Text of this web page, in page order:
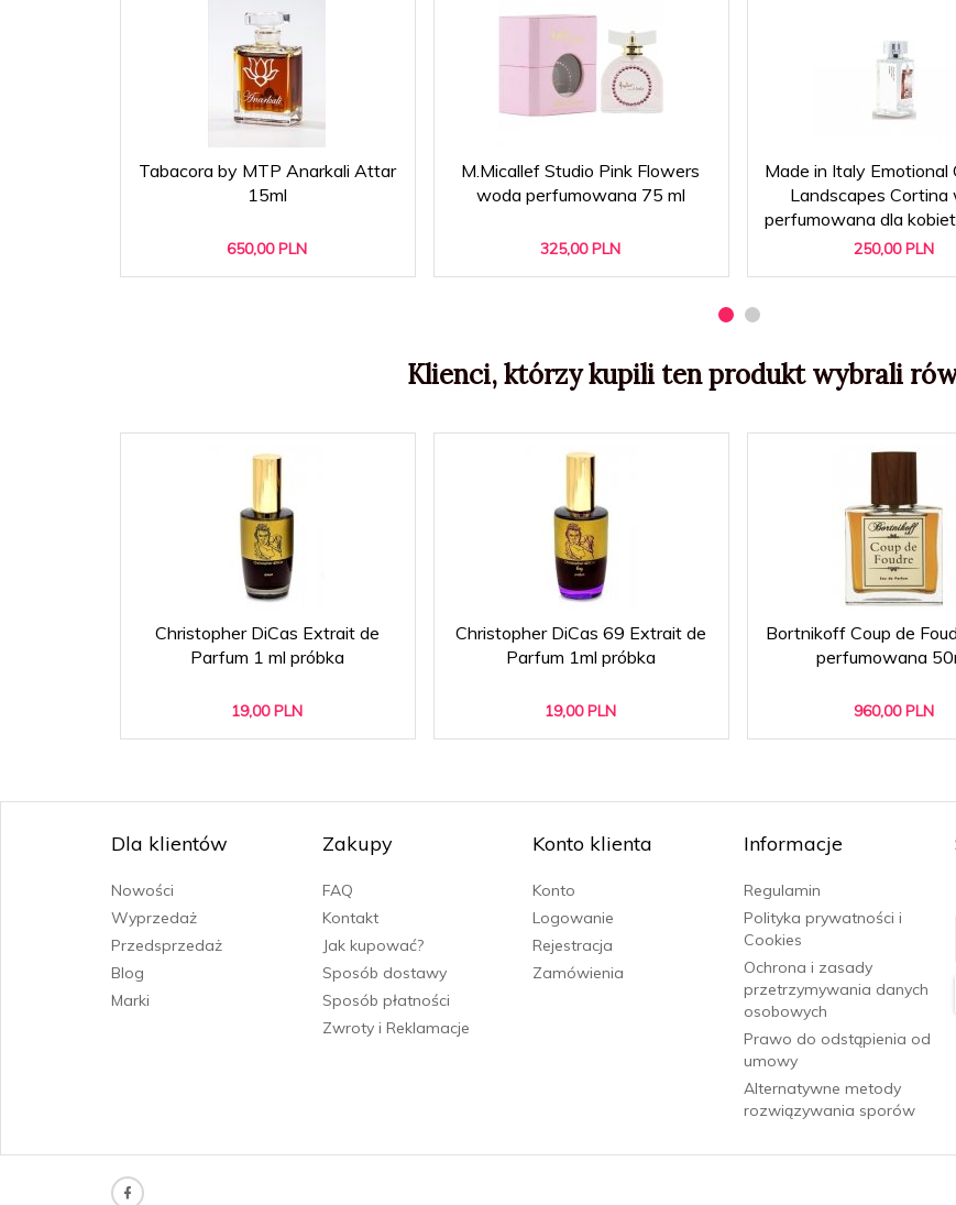
Tabacora by MTP Anarkali Attar
15ml
650,00 PLN
M.Micallef Studio Pink Flowers
woda perfumowana 75 ml
325,00 PLN
Made in Italy Emotional
Landscapes Cortina
perfumowana dla
250,00 PLN
Klienci, którzy kupili ten produkt wybrali
Christopher DiCas Extrait de
Parfum 1 ml próbka
19,00 PLN
Christopher DiCas 69 Extrait de
Parfum 1ml próbka
19,00 PLN
Bortnikoff Coup de
perfumowana
960,00 PLN
Dla klientów
Nowości
Wyprzedaż
Przedsprzedaż
Blog
Marki
Zakupy
FAQ
Kontakt
Jak kupować?
Sposób dostawy
Sposób płatności
Zwroty i Reklamacje
Konto klienta
Konto
Logowanie
Rejestracja
Zamówienia
Informacje
Regulamin
Polityka prywatności i
Cookies
Ochrona i zasady
przetrzymywania danych
osobowych
Prawo do odstąpienia od
umowy
Alternatywne metody
rozwiązywania sporów